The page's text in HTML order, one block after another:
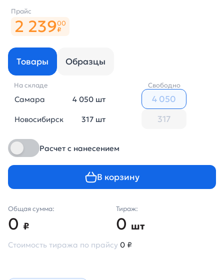
Прайс
2 23900
₽
Товары Образцы
На складе
Самара 4 050 шт
Новосибирск 317 шт
Свободно
Расчет с нанесением
В корзину
Общая сумма:
0 ₽
Тираж:
0 шт
Стоимость тиража по прайсу 0 ₽